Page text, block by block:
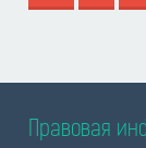
Правовая